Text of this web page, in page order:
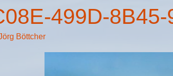
499D-
Böttcher